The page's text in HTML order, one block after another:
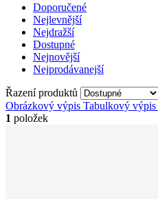
Doporučené
Nejlevnější
Nejdražší
Dostupné
Nejnovější
Nejprodávanejší
Řazení produktů
Obrázkový výpis Tabulkový výpis
1 položek